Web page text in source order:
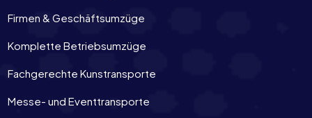
Firmen & Geschäftsumzüge
Komplette Betriebsumzüge
Fachgerechte Kunstransporte
Messe- und Eventtransporte